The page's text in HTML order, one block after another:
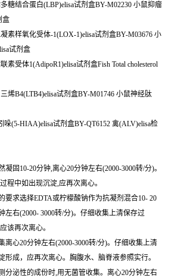
糖结合蛋白(LBP)elisa试剂盒BY-M02230 小鼠抑瘤
盒
素样氧化受体-1(LOX-1)elisa试剂盒BY-M03676 小
试剂盒
素受体1(AdipoR1)elisa试剂盒Fish Total cholesterol
烯B4(LTB4)elisa试剂盒BY-M01746 小鼠神经肽
哚(5-HIAA)elisa试剂盒BY-QT6152 禽(ALV)elisa检
凝固10-20分钟,离心20分钟左右(2000-3000转/分)。
程中如出现沉淀,应再次离心。
要求选择EDTA或柠檬酸钠作为抗凝剂混合10- 20
左右(2000- 3000转/分)。仔细收集上清保存过
该再次离心。
离心20分钟左右(2000-3000转/分)。仔细收集上清
形成，应再次离心。胸腹水、脑脊液参照实行。
分泌性的成份时,用无菌管收集。离心20分钟左右